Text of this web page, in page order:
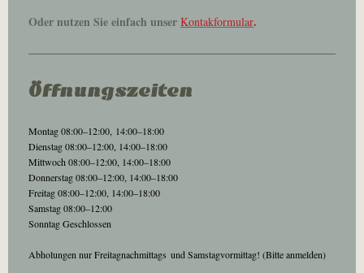
Oder nutzen Sie einfach unser Kontakformular.
Öffnungszeiten
Montag 08:00–12:00, 14:00–18:00
Dienstag 08:00–12:00, 14:00–18:00
Mittwoch 08:00–12:00, 14:00–18:00
Donnerstag 08:00–12:00, 14:00–18:00
Freitag 08:00–12:00, 14:00–18:00
Samstag 08:00–12:00
Sonntag Geschlossen
Abholungen nur Freitagnachmittags und Samstagvormittag! (Bitte anmelden)